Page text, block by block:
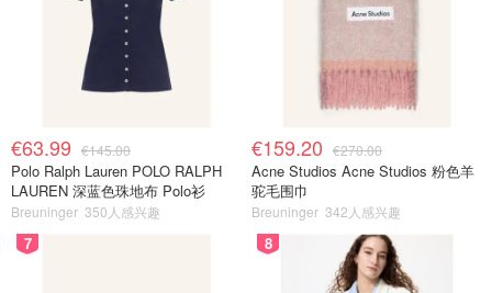
€63.99 €145.00
Polo Ralph Lauren POLO RALPH
LAUREN 深蓝色珠地布 Polo衫
Breuninger 350人感兴趣
€159.20 €270.00
Acne Studios Acne Studios 粉色羊
驼毛围巾
Breuninger 342人感兴趣
7 8